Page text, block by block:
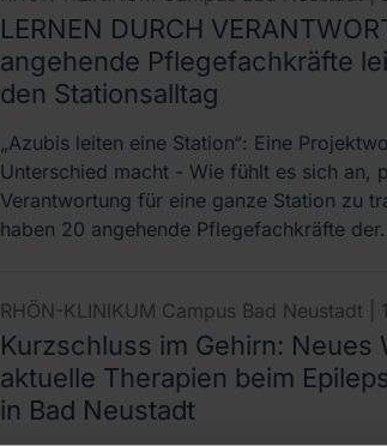
LERNEN DURCH
angehende Pflegefachkräfte
den Stationsalltag
„Azubis leiten eine Station“: Eine
Unterschied macht - Wie fühlt es sich an,
Verantwortung für eine ganze Station zu
haben 20 angehende Pflegefachkräfte
RHÖN-KLINIKUM Campus Bad Neustadt |
Kurzschluss im Gehirn: Neues
aktuelle Therapien beim
in Bad Neustadt